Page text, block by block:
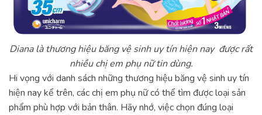
Diana là thương hiệu băng vệ sinh uy tín hiện nay được rất
nhiều chị em phụ nữ tin dùng.
Hi vọng với danh sách những thương hiệu băng vệ sinh uy tín
hiện nay kể trên, các chị em phụ nữ có thể tìm được loại sản
phẩm phù hợp với bản thân. Hãy nhớ, việc chọn đúng loại